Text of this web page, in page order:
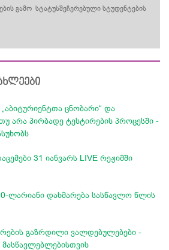
გამო სტატუსშეჩერებული სტუდენტების
ცნობარი“ და
არა პირბადე ტესტირების პროცესში -
31 იანვარს LIVE რეჟიმში
ლარიანი დახმარება სასწავლო წლის
გაზრდილი ვალდებულებები -
მასწავლებლებისთვის